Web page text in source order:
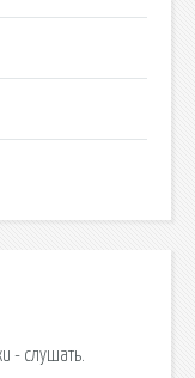
- слушать.